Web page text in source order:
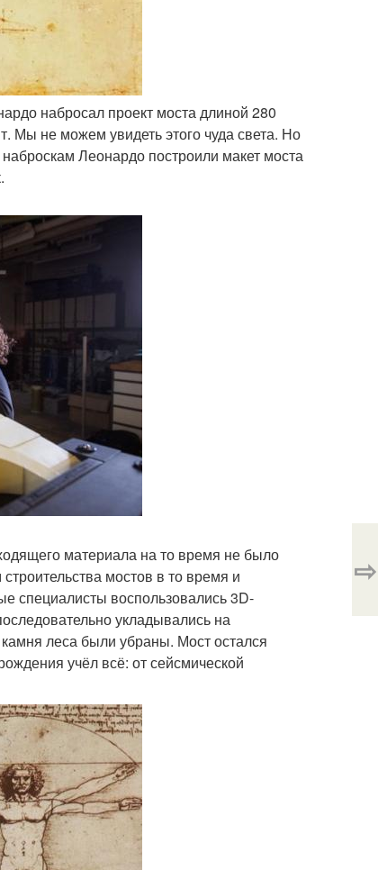
набросал проект моста длиной 280
Мы не можем увидеть этого чуда света. Но
Леонардо построили макет моста
материала на то время не было
мостов в то время и
специалисты воспользовались 3D-
укладывались на
леса были убраны. Мост остался
учёл всё: от сейсмической
⇨